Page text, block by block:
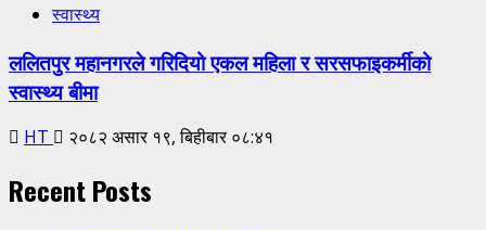
स्वास्थ्य
ललितपुर महानगरले गरिदियो एकल महिला र सरसफाइकर्मीको
स्वास्थ्य बीमा
HT २०८२ असार १९, बिहीबार ०८:४१
Recent Posts